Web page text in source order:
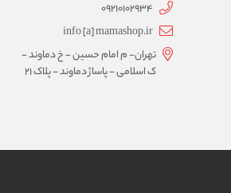
09210102934
info [a] mamashop.ir
تهران- م امام حسین - خ دماوند -
ک اسلامی - پاساژ دماوند - پلاک 21